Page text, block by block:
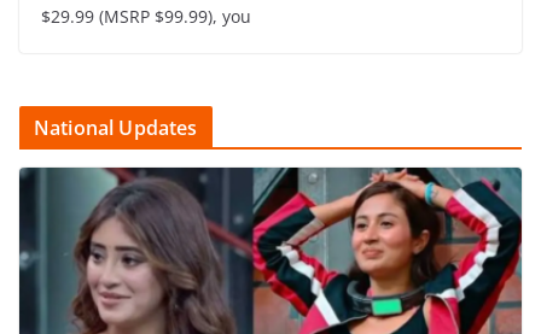
$29.99 (MSRP $99.99), you
National Updates